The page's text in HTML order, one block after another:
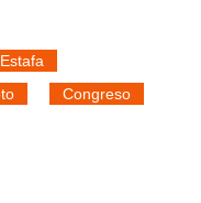
Estafa
Congreso